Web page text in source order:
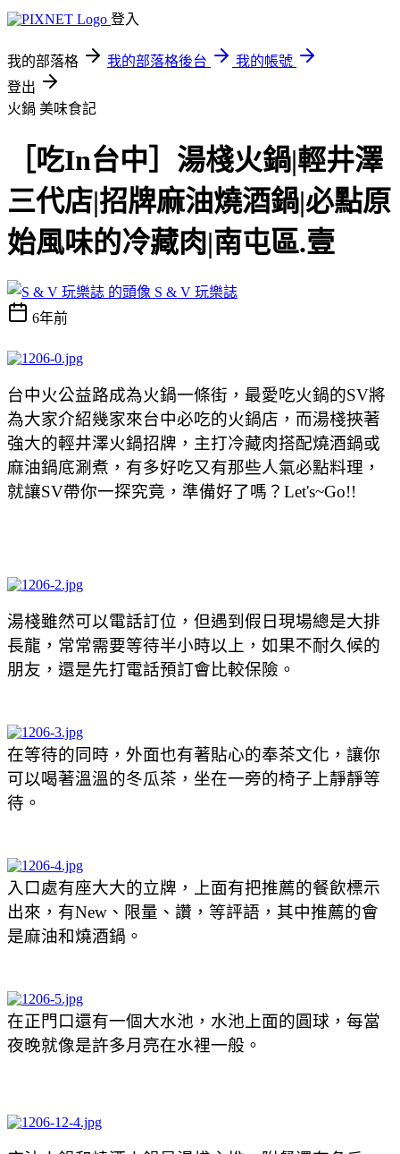
登入
我的部落格 我的部落格後台
我的帳號
登出
火鍋 美味食記
［吃In台中］湯棧火鍋|輕井澤
三代店|招牌麻油燒酒鍋|必點原
始風味的冷藏肉|南屯區.壹
S & V 玩樂誌
6年前
台中火公益路成為火鍋一條街，最愛吃火鍋的SV將
為大家介紹幾家來台中必吃的火鍋店，而湯棧挾著
強大的輕井澤火鍋招牌，主打冷藏肉搭配燒酒鍋或
麻油鍋底涮煮，有多好吃又有那些人氣必點料理，
就讓SV帶你一探究竟，準備好了嗎？Let's~Go!!
湯棧雖然可以電話訂位，但遇到假日現場總是大排
長龍，常常需要等待半小時以上，如果不耐久候的
朋友，還是先打電話預訂會比較保險。
在等待的同時，外面也有著貼心的奉茶文化，讓你
可以喝著溫溫的冬瓜茶，坐在一旁的椅子上靜靜等
待。
入口處有座大大的立牌，上面有把推薦的餐飲標示
出來，有New、限量、讚，等評語，其中推薦的會
是麻油和燒酒鍋。
在正門口還有一個大水池，水池上面的圓球，每當
夜晚就像是許多月亮在水裡一般。